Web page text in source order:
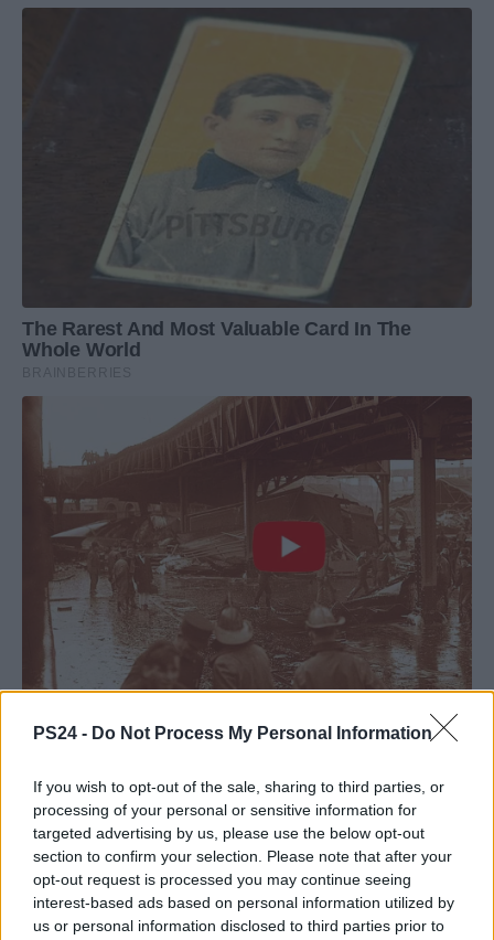
PS24 - Do Not Process My Personal Information
If you wish to opt-out of the sale, sharing to third parties, or
processing of your personal or sensitive information for
targeted advertising by us, please use the below opt-out
section to confirm your selection. Please note that after your
opt-out request is processed you may continue seeing
interest-based ads based on personal information utilized by
us or personal information disclosed to third parties prior to